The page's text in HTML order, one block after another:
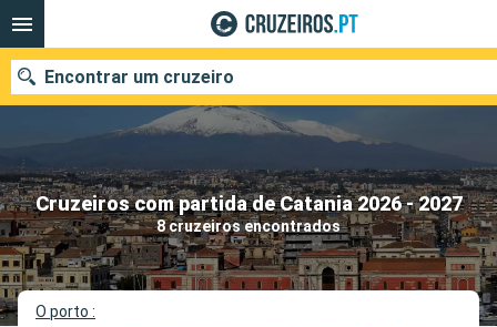
Cruzeiros com partida de Catania 2026 - 2027
8 cruzeiros encontrados
Encontrar um cruzeiro
Quando ir?
Data de partida
O porto :